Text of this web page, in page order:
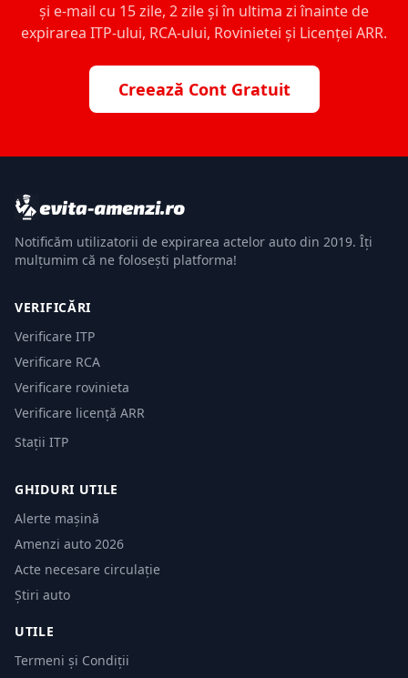
și e-mail cu 15 zile, 2 zile și în ultima zi înainte de
expirarea ITP-ului, RCA-ului, Rovinietei și Licenței ARR.
Creează Cont Gratuit
Notificăm utilizatorii de expirarea actelor auto din 2019. Îți
mulțumim că ne folosești platforma!
VERIFICĂRI
Verificare ITP
Verificare RCA
Verificare rovinieta
Verificare licență ARR
Stații ITP
GHIDURI UTILE
Alerte mașină
Amenzi auto 2026
Acte necesare circulație
Știri auto
UTILE
Termeni și Condiții